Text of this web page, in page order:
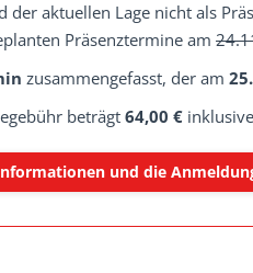
der aktuellen Lage nicht als
Präsenztermine am
zusammengefasst, der am
beträgt 64,00 €
und die